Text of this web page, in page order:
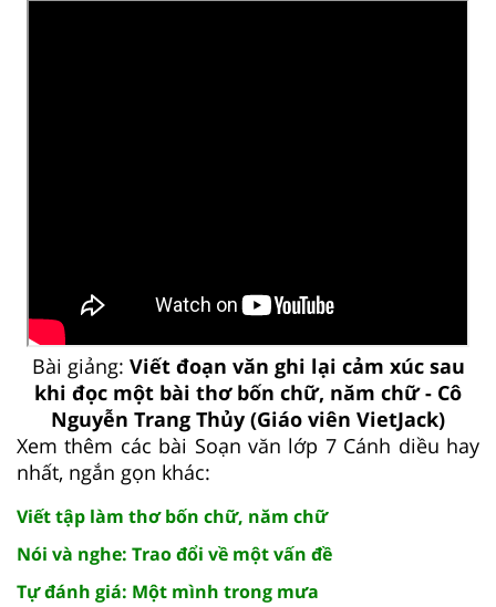
Bài giảng: Viết đoạn văn ghi lại cảm xúc sau
khi đọc một bài thơ bốn chữ, năm chữ - Cô
Nguyễn Trang Thủy (Giáo viên VietJack)
Xem thêm các bài Soạn văn lớp 7 Cánh diều hay
nhất, ngắn gọn khác:
Viết tập làm thơ bốn chữ, năm chữ
Nói và nghe: Trao đổi về một vấn đề
Tự đánh giá: Một mình trong mưa